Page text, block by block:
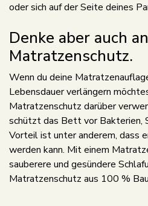
oder sich auf der Seite deines
Denke aber auch
Matratzenschutz.
Wenn du deine
Lebensdauer verlängern
Matratzenschutz darüber
schützt das Bett vor Bakterien,
Vorteil ist unter anderem, dass
werden kann. Mit einem
sauberere und gesündere
Matratzenschutz aus 100 %